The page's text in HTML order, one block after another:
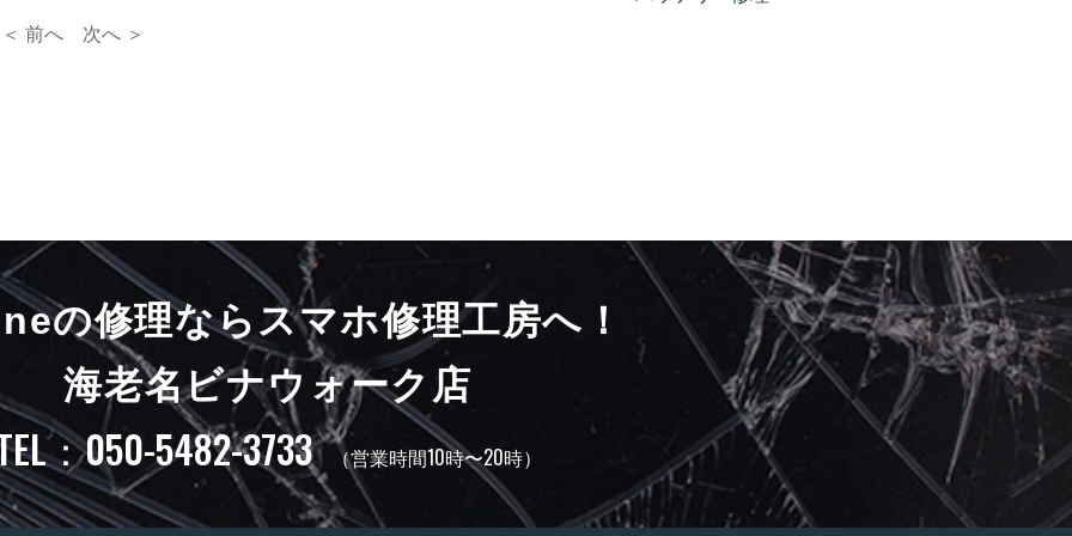
＜ 前へ 次へ ＞
の修理ならスマホ修理工房へ！
海老名ビナウォーク店
：050-5482-3733 （営業時間10時〜20時）